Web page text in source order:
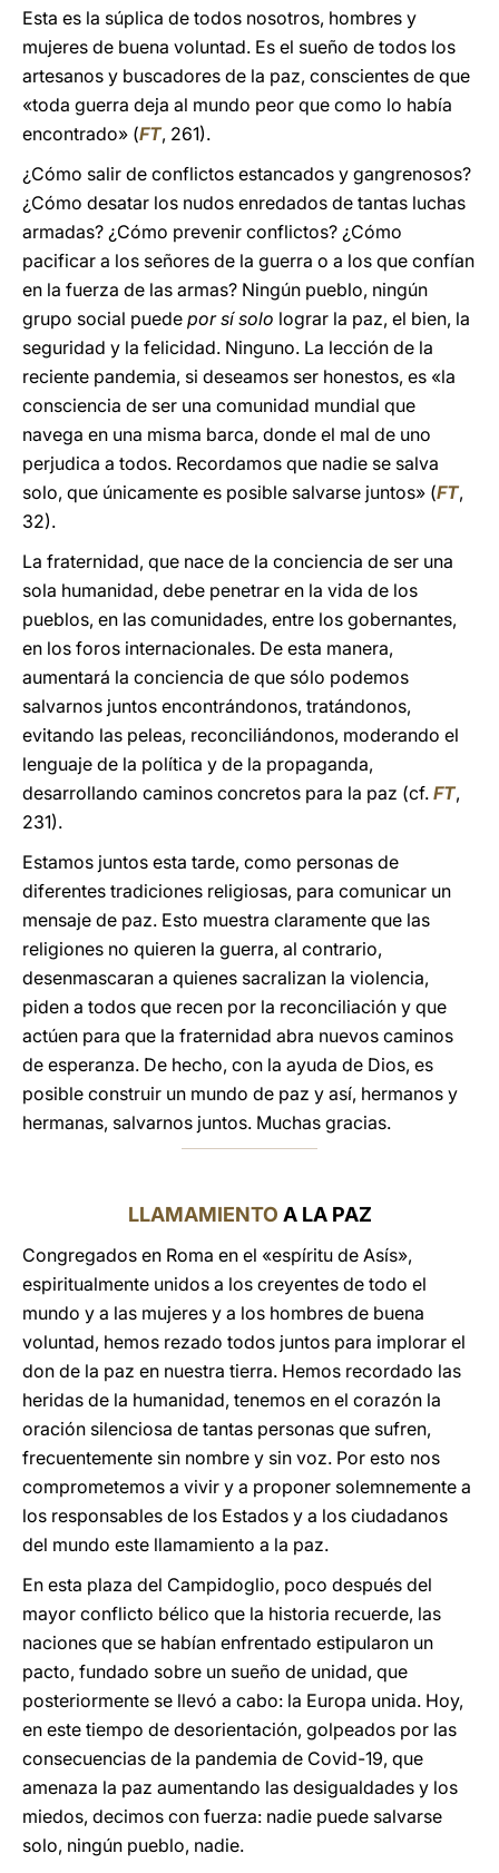
Esta es la súplica de todos nosotros, hombres y
mujeres de buena voluntad. Es el sueño de todos los
artesanos y buscadores de la paz, conscientes de que
«toda guerra deja al mundo peor que como lo había
encontrado» (FT, 261).
¿Cómo salir de conflictos estancados y gangrenosos?
¿Cómo desatar los nudos enredados de tantas luchas
armadas? ¿Cómo prevenir conflictos? ¿Cómo
pacificar a los señores de la guerra o a los que confían
en la fuerza de las armas? Ningún pueblo, ningún
grupo social puede por sí solo lograr la paz, el bien, la
seguridad y la felicidad. Ninguno. La lección de la
reciente pandemia, si deseamos ser honestos, es «la
consciencia de ser una comunidad mundial que
navega en una misma barca, donde el mal de uno
perjudica a todos. Recordamos que nadie se salva
solo, que únicamente es posible salvarse juntos» (FT,
32).
La fraternidad, que nace de la conciencia de ser una
sola humanidad, debe penetrar en la vida de los
pueblos, en las comunidades, entre los gobernantes,
en los foros internacionales. De esta manera,
aumentará la conciencia de que sólo podemos
salvarnos juntos encontrándonos, tratándonos,
evitando las peleas, reconciliándonos, moderando el
lenguaje de la política y de la propaganda,
desarrollando caminos concretos para la paz (cf. FT,
231).
Estamos juntos esta tarde, como personas de
diferentes tradiciones religiosas, para comunicar un
mensaje de paz. Esto muestra claramente que las
religiones no quieren la guerra, al contrario,
desenmascaran a quienes sacralizan la violencia,
piden a todos que recen por la reconciliación y que
actúen para que la fraternidad abra nuevos caminos
de esperanza. De hecho, con la ayuda de Dios, es
posible construir un mundo de paz y así, hermanos y
hermanas, salvarnos juntos. Muchas gracias.
LLAMAMIENTO A LA PAZ
Congregados en Roma en el «espíritu de Asís»,
espiritualmente unidos a los creyentes de todo el
mundo y a las mujeres y a los hombres de buena
voluntad, hemos rezado todos juntos para implorar el
don de la paz en nuestra tierra. Hemos recordado las
heridas de la humanidad, tenemos en el corazón la
oración silenciosa de tantas personas que sufren,
frecuentemente sin nombre y sin voz. Por esto nos
comprometemos a vivir y a proponer solemnemente a
los responsables de los Estados y a los ciudadanos
del mundo este llamamiento a la paz.
En esta plaza del Campidoglio, poco después del
mayor conflicto bélico que la historia recuerde, las
naciones que se habían enfrentado estipularon un
pacto, fundado sobre un sueño de unidad, que
posteriormente se llevó a cabo: la Europa unida. Hoy,
en este tiempo de desorientación, golpeados por las
consecuencias de la pandemia de Covid-19, que
amenaza la paz aumentando las desigualdades y los
miedos, decimos con fuerza: nadie puede salvarse
solo, ningún pueblo, nadie.